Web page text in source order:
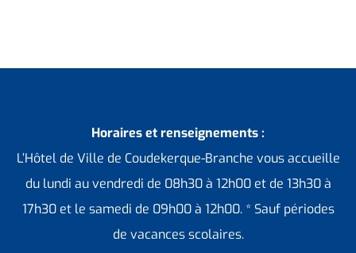
Horaires et renseignements :
L’Hôtel de Ville de Coudekerque-Branche vous accueille
du lundi au vendredi de 08h30 à 12h00 et de 13h30 à
17h30 et le samedi de 09h00 à 12h00. * Sauf périodes
de vacances scolaires.